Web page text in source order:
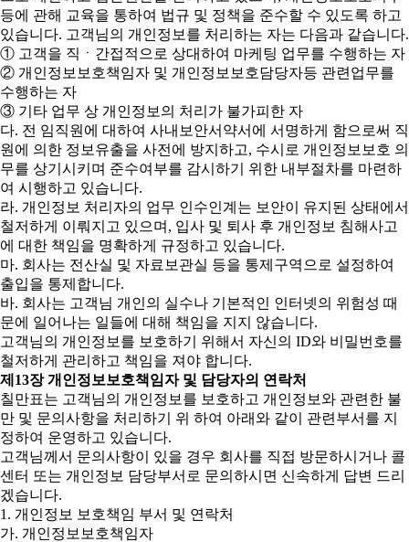
등에 관해 교육을 통하여 법규 및 정책을 준수할 수 있도록 하고
있습니다. 고객님의 개인정보를 처리하는 자는 다음과 같습니다.
① 고객을 직ㆍ간접적으로 상대하여 마케팅 업무를 수행하는 자
② 개인정보보호책임자 및 개인정보보호담당자등 관련업무를
수행하는 자
③ 기타 업무 상 개인정보의 처리가 불가피한 자
다. 전 임직원에 대하여 사내보안서약서에 서명하게 함으로써 직
원에 의한 정보유출을 사전에 방지하고, 수시로 개인정보보호 의
무를 상기시키며 준수여부를 감시하기 위한 내부절차를 마련하
여 시행하고 있습니다.
라. 개인정보 처리자의 업무 인수인계는 보안이 유지된 상태에서
철저하게 이뤄지고 있으며, 입사 및 퇴사 후 개인정보 침해사고
에 대한 책임을 명확하게 규정하고 있습니다.
마. 회사는 전산실 및 자료보관실 등을 통제구역으로 설정하여
출입을 통제합니다.
바. 회사는 고객님 개인의 실수나 기본적인 인터넷의 위험성 때
문에 일어나는 일들에 대해 책임을 지지 않습니다.
고객님의 개인정보를 보호하기 위해서 자신의 ID와 비밀번호를
철저하게 관리하고 책임을 져야 합니다.
제13장 개인정보보호책임자 및 담당자의 연락처
칠만표는 고객님의 개인정보를 보호하고 개인정보와 관련한 불
만 및 문의사항을 처리하기 위 하여 아래와 같이 관련부서를 지
정하여 운영하고 있습니다.
고객님께서 문의사항이 있을 경우 회사를 직접 방문하시거나 콜
센터 또는 개인정보 담당부서로 문의하시면 신속하게 답변 드리
겠습니다.
1. 개인정보 보호책임 부서 및 연락처
가. 개인정보보호책임자